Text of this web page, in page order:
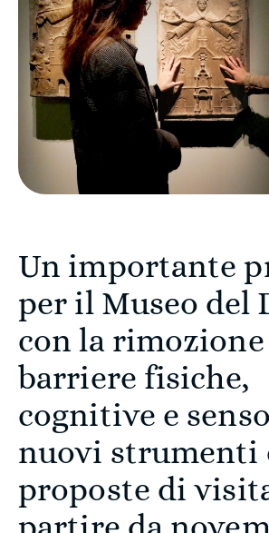
Un importante
per il Museo del
con la
barriere fisiche,
cognitive e
nuovi strumenti
proposte di